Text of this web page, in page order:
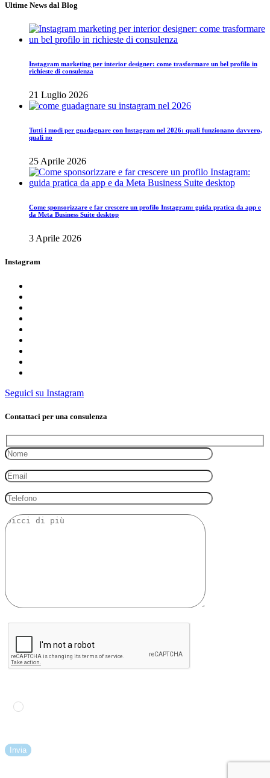
Ultime News dal Blog
Instagram marketing per interior designer: come trasformare un bel profilo in
richieste di consulenza
21 Luglio 2026
Tutti i modi per guadagnare con Instagram nel 2026: quali funzionano davvero,
quali no
25 Aprile 2026
Come sponsorizzare e far crescere un profilo Instagram: guida pratica da app e
da Meta Business Suite desktop
3 Aprile 2026
Instagram
Seguici su Instagram
Contattaci per una consulenza